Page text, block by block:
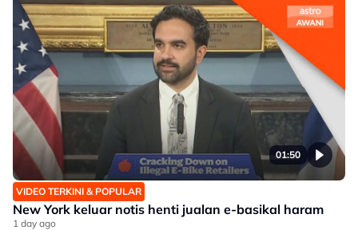
01:50
VIDEO TERKINI & POPULAR
New York keluar notis henti jualan e-basikal haram
1 day ago